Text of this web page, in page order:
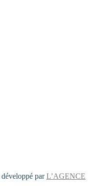
parL’AGENCE